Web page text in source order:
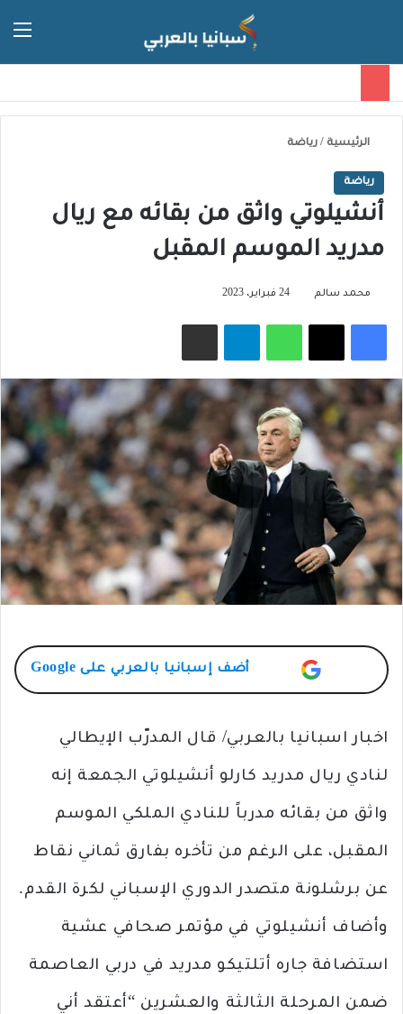
الرئيسية / رياضة
رياضة
أنشيلوتي واثق من بقائه مع ريال
مدريد الموسم المقبل
محمد سالم 24 فبراير، 2023
فيسبوك‫X واتساب تيلقرام مشاركة عبر البريد
أضف إسبانيا بالعربي على Google
اخبار اسبانيا بالعربي/ قال المدرّب الإيطالي
لنادي ريال مدريد كارلو أنشيلوتي الجمعة إنه
واثق من بقائه مدرباً للنادي الملكي الموسم
المقبل، على الرغم من تأخره بفارق ثماني نقاط
عن برشلونة متصدر الدوري الإسباني لكرة القدم.
وأضاف أنشيلوتي في مؤتمر صحافي عشية
استضافة جاره أتلتيكو مدريد في دربي العاصمة
ضمن المرحلة الثالثة والعشرين “أعتقد أني